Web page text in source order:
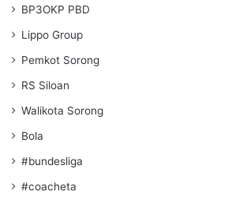
BP3OKP PBD
Lippo Group
Pemkot Sorong
RS Siloan
Walikota Sorong
Bola
#bundesliga
#coacheta